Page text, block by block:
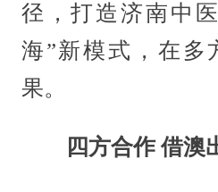
径，打造济南中
海”新模式，在多
果。
四方合作 借澳